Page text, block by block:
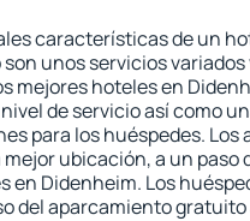
características de un
unos servicios variados
mejores hoteles en
de servicio así como
para los huéspedes. Los
ubicación, a un paso
en Didenheim. Los
del aparcamiento gratuito